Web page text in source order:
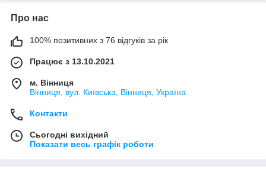
Про нас
100% позитивних з 76 відгуків за рік
Працює з 13.10.2021
м. Вінниця
Вінниця, вул. Київська, Вінниця, Україна
Контакти
Сьогодні вихідний
Показати весь графік роботи